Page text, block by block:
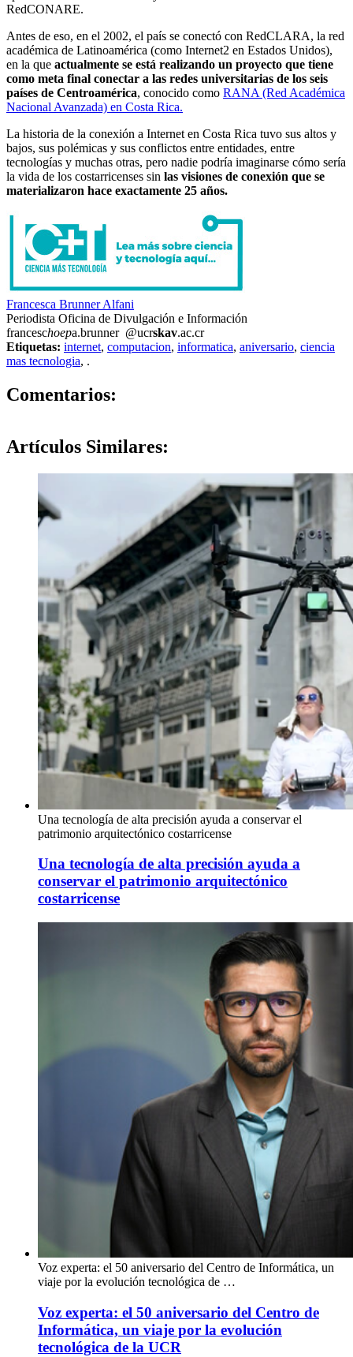
RedCONARE.
Antes de eso, en el 2002, el país se conectó con RedCLARA, la red
académica de Latinoamérica (como Internet2 en Estados Unidos),
en la que actualmente se está realizando un proyecto que tiene
como meta final conectar a las redes universitarias de los seis
países de Centroamérica, conocido como RANA (Red Académica
Nacional Avanzada) en Costa Rica.
La historia de la conexión a Internet en Costa Rica tuvo sus altos y
bajos, sus polémicas y sus conflictos entre entidades, entre
tecnologías y muchas otras, pero nadie podría imaginarse cómo sería
la vida de los costarricenses sin las visiones de conexión que se
materializaron hace exactamente 25 años.
Francesca Brunner Alfani
Periodista Oficina de Divulgación e Información
franceschoepa.brunner @ucrskav.ac.cr
Etiquetas: internet, computacion, informatica, aniversario, ciencia
mas tecnologia, .
Comentarios:
Artículos Similares:
Una tecnología de alta precisión ayuda a conservar el
patrimonio arquitectónico costarricense
Una tecnología de alta precisión ayuda a
conservar el patrimonio arquitectónico
costarricense
Voz experta: el 50 aniversario del Centro de Informática, un
viaje por la evolución tecnológica de …
Voz experta: el 50 aniversario del Centro de
Informática, un viaje por la evolución
tecnológica de la UCR